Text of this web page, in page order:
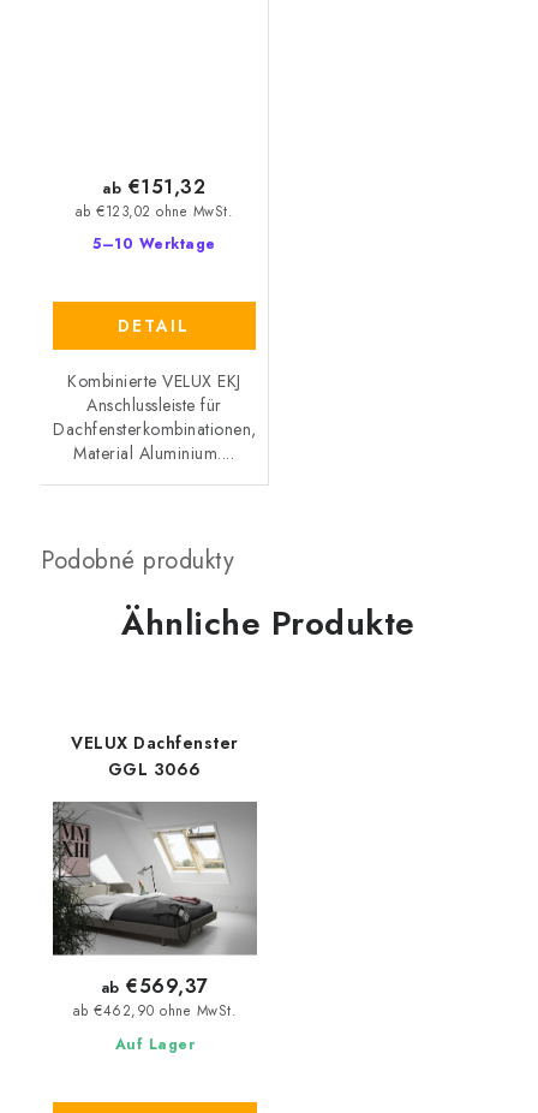
5–10 Werktage
ab €123,02 ohne MwSt.
ab €151,32
DETAIL
Kombinierte VELUX EKJ
Anschlussleiste für
Dachfensterkombinationen,
Material Aluminium....
Ähnliche Produkte
VELUX Dachfenster
GGL 3066
Auf Lager
ab €462,90 ohne MwSt.
ab €569,37